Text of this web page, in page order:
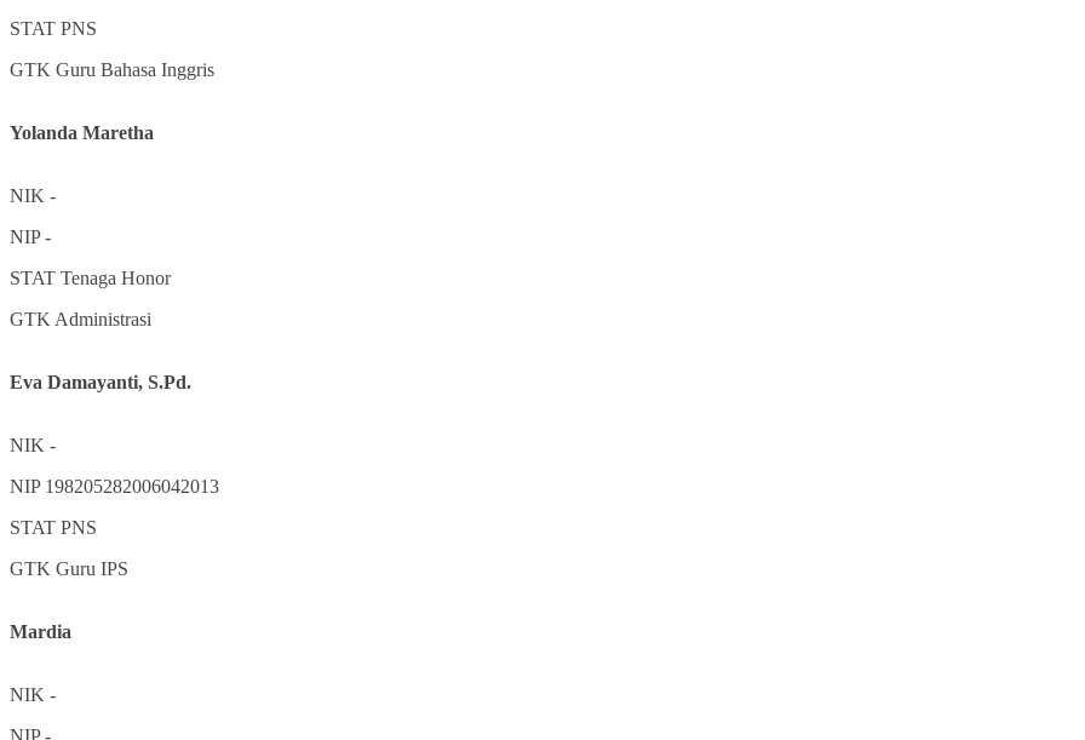
STAT PNS
GTK Guru Bahasa Inggris
Yolanda Maretha
NIK -
NIP-
STAT Tenaga Honor
GTK Administrasi
Eva Damayanti, S.Pd.
NIK -
NIP 198205282006042013
STAT PNS
GTK Guru IPS
Mardia
NIK -
NIP-